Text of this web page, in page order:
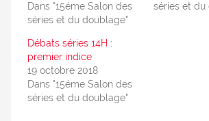
Dans "15éme Salon des
séries et du doublage"
séries et du
Débats séries 14H :
premier indice
19 octobre 2018
Dans "15éme Salon des
séries et du doublage"